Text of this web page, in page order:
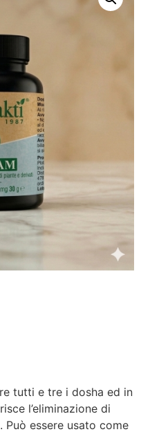
tutti e tre i dosha ed in
l’eliminazione di
essere usato come